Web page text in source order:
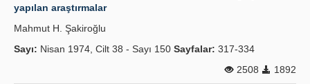
yapılan araştırmalar
Mahmut H. Şakiroğlu
Sayı: Nisan 1974, Cilt 38 - Sayı 150 Sayfalar: 317-334
2508
1892